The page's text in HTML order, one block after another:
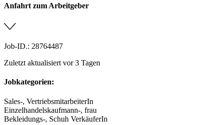
Anfahrt zum Arbeitgeber
Job-ID.: 28764487
Zuletzt aktualisiert vor 3 Tagen
Jobkategorien:
Sales-, VertriebsmitarbeiterIn
Einzelhandelskaufmann-, frau
Bekleidungs-, Schuh VerkäuferIn